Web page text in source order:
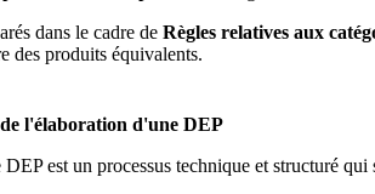
dans le cadre de Règles relatives aux
des produits équivalents.
l'élaboration d'une DEP
est un processus technique et structuré qui